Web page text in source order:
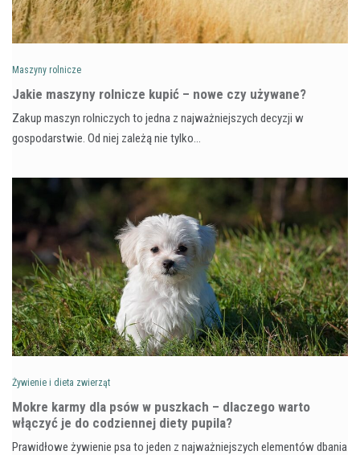
Maszyny rolnicze
Jakie maszyny rolnicze kupić – nowe czy używane?
Zakup maszyn rolniczych to jedna z najważniejszych decyzji w
gospodarstwie. Od niej zależą nie tylko…
Żywienie i dieta zwierząt
Mokre karmy dla psów w puszkach – dlaczego warto
włączyć je do codziennej diety pupila?
Prawidłowe żywienie psa to jeden z najważniejszych elementów dbania